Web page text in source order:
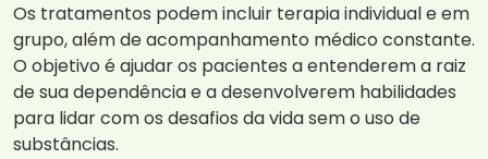
Os tratamentos podem incluir terapia individual e em
grupo, além de acompanhamento médico constante.
O objetivo é ajudar os pacientes a entenderem a raiz
de sua dependência e a desenvolverem habilidades
para lidar com os desafios da vida sem o uso de
substâncias.